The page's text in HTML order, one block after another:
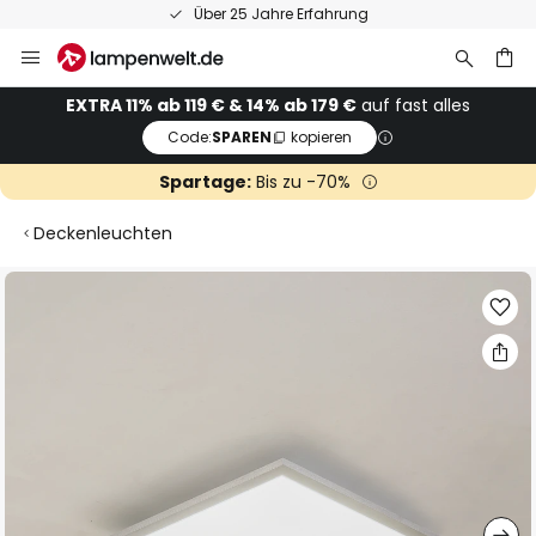
Über 25 Jahre Erfahrung
Inhalt
springenEXTRA 11% ab 119 € & 14% ab 179 € auf fast alles
Code:SPAREN kopieren
Spartage:Bis zu -70%
Deckenleuchten
Zum